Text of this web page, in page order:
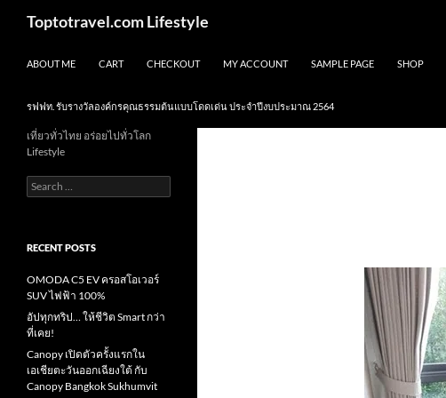
Toptotravel.com Lifestyle
ABOUT ME CART CHECKOUT MY ACCOUNT SAMPLE PAGE SHOP
รฟฟท. รับรางวัลองค์กรคุณธรรมต้นแบบโดดเด่น ประจำปีงบประมาณ 2564
เที่ยวทั่วไทย อร่อยไปทั่วโลก
Lifestyle
Search
for:
RECENT POSTS
OMODA C5 EV ครอสโอเวอร์
SUV ไฟฟ้า 100%
อัปทุกทริป… ให้ชีวิต Smart กว่า
ที่เคย!
Canopy เปิดตัวครั้งแรกใน
เอเชียตะวันออกเฉียงใต้ กับ
Canopy Bangkok Sukhumvit